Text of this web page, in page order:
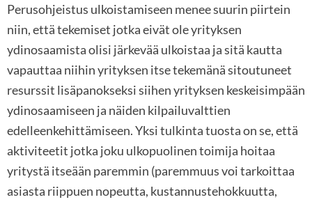
Perusohjeistus ulkoistamiseen menee suurin piirtein
niin, että tekemiset jotka eivät ole yrityksen
ydinosaamista olisi järkevää ulkoistaa ja sitä kautta
vapauttaa niihin yrityksen itse tekemänä sitoutuneet
resurssit lisäpanokseksi siihen yrityksen keskeisimpään
ydinosaamiseen ja näiden kilpailuvalttien
edelleenkehittämiseen. Yksi tulkinta tuosta on se, että
aktiviteetit jotka joku ulkopuolinen toimija hoitaa
yritystä itseään paremmin (paremmuus voi tarkoittaa
asiasta riippuen nopeutta, kustannustehokkuutta,